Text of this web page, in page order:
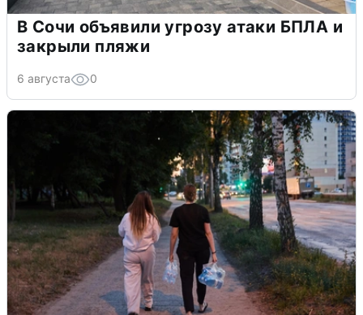
В Сочи объявили угрозу атаки БПЛА и
закрыли пляжи
6 августа 0